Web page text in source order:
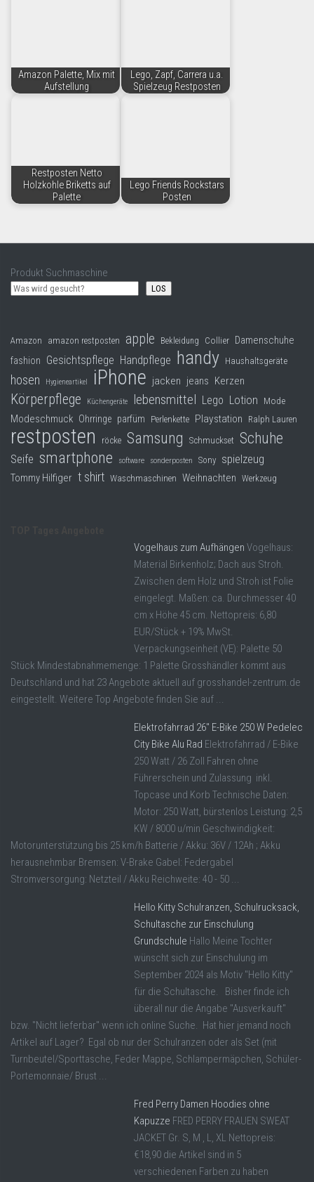
Amazon Palette, Mix mit
Aufstellung
Lego, Zapf, Carrera u.a.
Spielzeug Restposten
Restposten Netto
Holzkohle Briketts auf
Palette
Lego Friends Rockstars
Posten
Produkt Suchmaschine
LOS
Amazon amazon restposten apple Bekleidung Collier Damenschuhe
fashion Gesichtspflege Handpflege handy Haushaltsgeräte
hosen Hygieneartikel iPhone jacken jeans Kerzen
Körperpflege Küchengeräte lebensmittel Lego Lotion Mode
Modeschmuck Ohrringe parfüm Perlenkette Playstation Ralph Lauren
restposten röcke Samsung Schmuckset Schuhe
Seife smartphone software sonderposten Sony spielzeug
Tommy Hilfiger t shirt Waschmaschinen Weihnachten Werkzeug
Vogelhaus zum Aufhängen Vogelhaus:
Material Birkenholz; Dach aus Stroh.
Zwischen dem Holz und Stroh ist Folie
eingelegt. Maßen: ca. Durchmesser 40
cm x Höhe 45 cm. Nettopreis: 6,80
EUR/Stück + 19% MwSt.
Verpackungseinheit (VE): Palette 50
Stück Mindestabnahmemenge: 1 Palette Grosshändler kommt aus
Deutschland und hat 23 Angebote aktuell auf grosshandel-zentrum.de
eingestellt. Weitere Top Angebote finden Sie auf ...
Elektrofahrrad 26″ E-Bike 250 W Pedelec
City Bike Alu Rad Elektrofahrrad / E-Bike
250 Watt / 26 Zoll Fahren ohne
Führerschein und Zulassung inkl.
Topcase und Korb Technische Daten:
Motor: 250 Watt, bürstenlos Leistung: 2,5
KW / 8000 u/min Geschwindigkeit:
Motorunterstützung bis 25 km/h Batterie / Akku: 36V / 12Ah ; Akku
herausnehmbar Bremsen: V-Brake Gabel: Federgabel
Stromversorgung: Netzteil / Akku Reichweite: 40 - 50 ...
Hello Kitty Schulranzen, Schulrucksack,
Schultasche zur Einschulung
Grundschule Hallo Meine Tochter
wünscht sich zur Einschulung im
September 2024 als Motiv "Hello Kitty"
für die Schultasche. Bisher finde ich
überall nur die Angabe "Ausverkauft"
bzw. "Nicht lieferbar" wenn ich online Suche. Hat hier jemand noch
Artikel auf Lager? Egal ob nur der Schulranzen oder als Set (mit
Turnbeutel/Sporttasche, Feder Mappe, Schlampermäpchen, Schüler-
Portemonnaie/ Brust ...
Fred Perry Damen Hoodies ohne
Kapuzze FRED PERRY FRAUEN SWEAT
JACKET Gr. S, M , L, XL Nettopreis:
€18,90 die Artikel sind in 5
verschiedenen Farben zu haben